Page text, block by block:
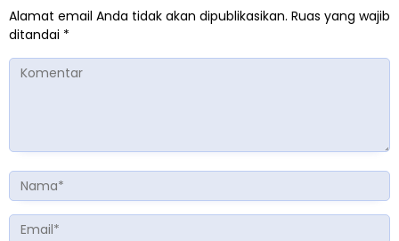
Alamat email Anda tidak akan dipublikasikan. Ruas yang wajib
ditandai *